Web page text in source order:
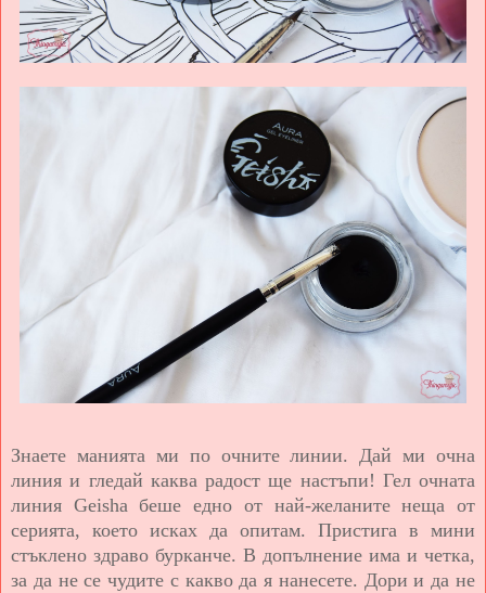
Знаете манията ми по очните линии. Дай ми очна
линия и гледай каква радост ще настъпи! Гел очната
линия Geisha беше едно от най-желаните неща от
серията, което исках да опитам. Пристига в мини
стъклено здраво бурканче. В допълнение има и четка,
за да не се чудите с какво да я нанесете. Дори и да не